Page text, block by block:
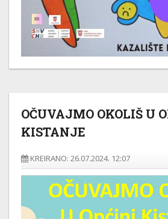
OČUVAJMO OKOLIŠ U
KISTANJE
KREIRANO: 26.07.2024. 12:07